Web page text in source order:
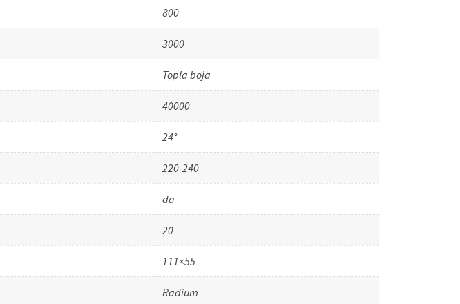
800
3000
Topla boja
40000
24°
220-240
da
20
111×55
Radium